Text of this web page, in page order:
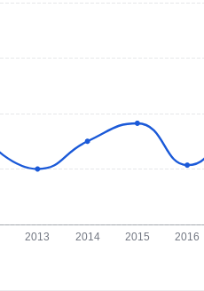
2013 2014 2015 2016